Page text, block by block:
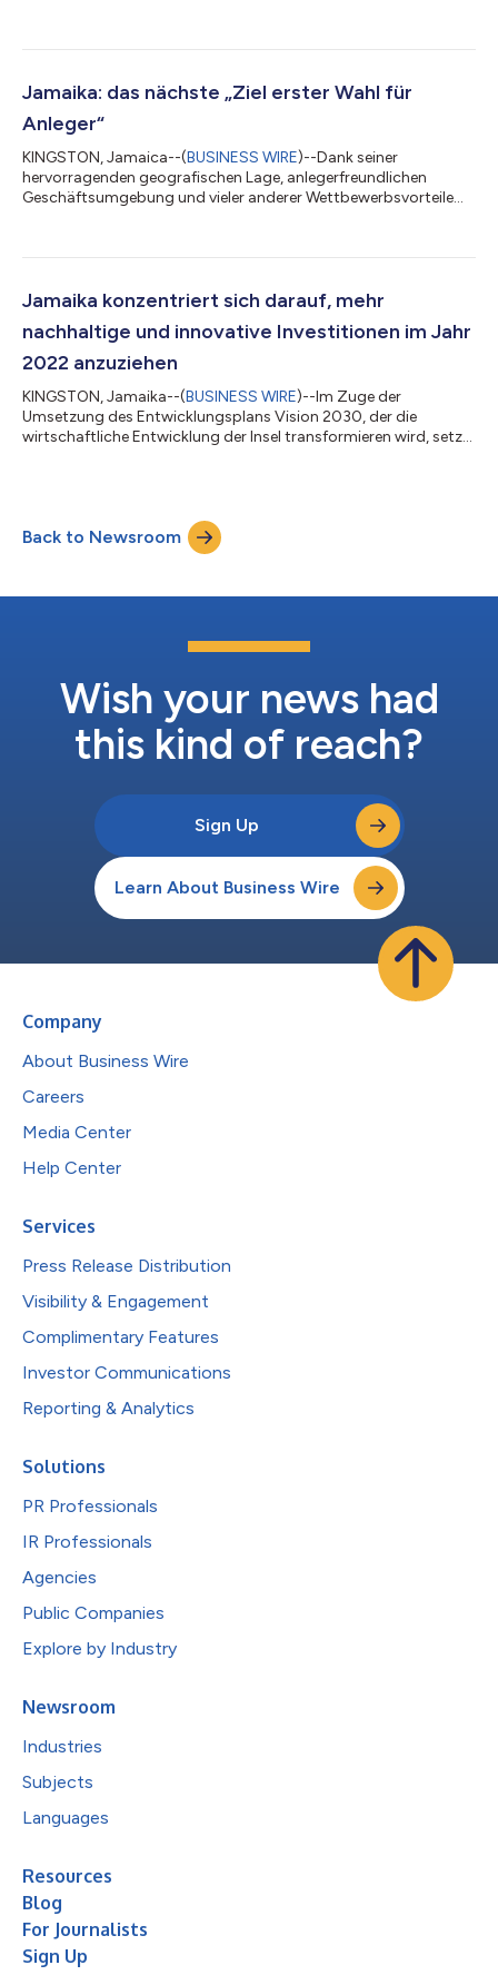
zweitägige „Invest Jamaica – the Nearshore Delivery Hub of the
Montego Bay stattfindet, wird Jamaika weiterhin als nächsten
Jamaika: das nächste „Ziel erster Wahl für
Anleger“
KINGSTON, Jamaica--(BUSINESS WIRE)--Dank seiner
hervorragenden geografischen Lage, anlegerfreundlichen
Geschäftsumgebung und vieler anderer Wettbewerbsvorteile
verabschiedet, die eine ganze Reihe von Initiativen umsetzt, um
machen, in Jamaika zu investieren. Ministerien und die
Jamaika konzentriert sich darauf, mehr
nachhaltige und innovative Investitionen im Jahr
2022 anzuziehen
KINGSTON, Jamaika--(BUSINESS WIRE)--Im Zuge der
Umsetzung des Entwicklungsplans Vision 2030, der die
wirtschaftliche Entwicklung der Insel transformieren wird, setzt
Investitionsprojekte werden sich nicht nur in wirtschaftlicher
Hinsicht auszahlen, sondern sie werden auch nachhaltig sein,
neue Wege für die Entwicklung von Gemeinden,...
Back to Newsroom
Wish your news had
this kind of reach?
Sign Up
Learn About Business Wire
Company
About Business Wire
Careers
Media Center
Help Center
Services
Press Release Distribution
Visibility & Engagement
Complimentary Features
Investor Communications
Reporting & Analytics
Solutions
PR Professionals
IR Professionals
Agencies
Public Companies
Explore by Industry
Newsroom
Industries
Subjects
Languages
Resources
Blog
For Journalists
Sign Up